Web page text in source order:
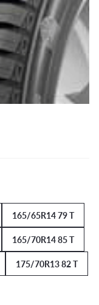
165/65R14 79 T
165/70R14 85 T
175/70R13 82 T